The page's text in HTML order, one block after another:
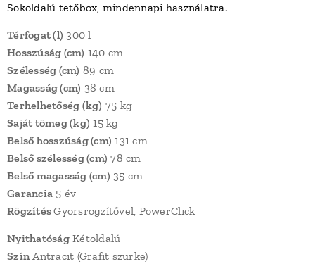
Sokoldalú tetőbox, mindennapi használatra.
Térfogat (l) 300 l
Hosszúság (cm) 140 cm
Szélesség (cm) 89 cm
Magasság (cm) 38 cm
Terhelhetőség (kg) 75 kg
Saját tömeg (kg) 15 kg
Belső hosszúság (cm) 131 cm
Belső szélesség (cm) 78 cm
Belső magasság (cm) 35 cm
Garancia 5 év
RögzítésGyorsrögzítővel, PowerClick
NyithatóságKétoldalú
SzínAntracit (Grafit szürke)